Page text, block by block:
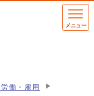
メニュー
働・雇用